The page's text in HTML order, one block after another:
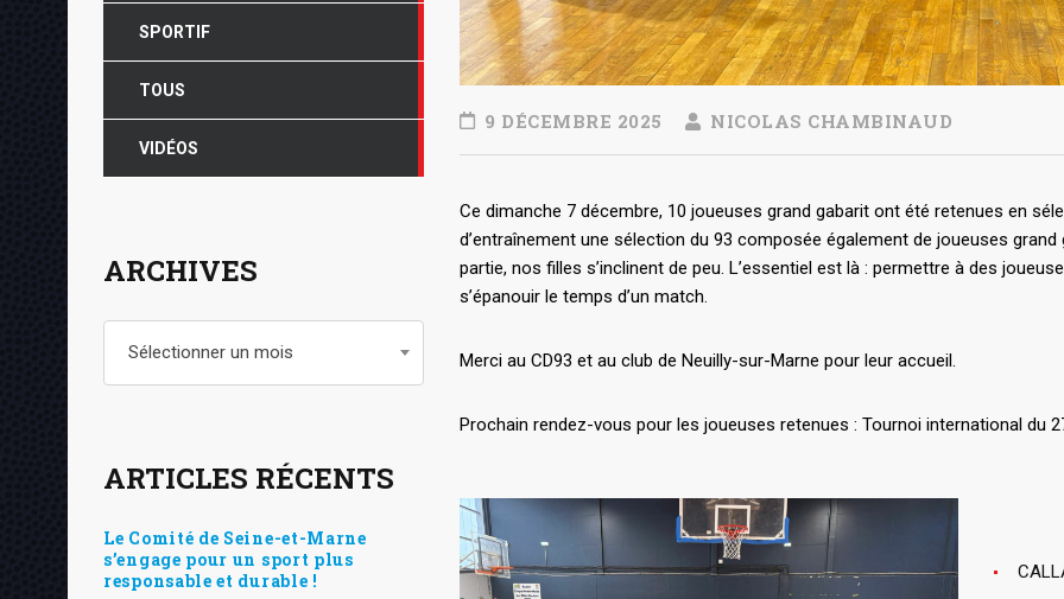
9 DÉCEMBRE 2025 NICOLAS CHAMBINAUD
Ce dimanche 7 décembre, 10 joueuses grand gabarit ont été retenues en
d’entraînement une sélection du 93 composée également de joueuses
partie, nos filles s’inclinent de peu. L’essentiel est là : permettre à des
s’épanouir le temps d’un match.
Merci au CD93 et au club de Neuilly-sur-Marne pour leur accueil.
Prochain rendez-vous pour les joueuses retenues : Tournoi international du
SPORTIF
TOUS
VIDÉOS
ARCHIVES
Sélectionner un mois
ARTICLES RÉCENTS
Le Comité de Seine-et-Marne
s’engage pour un sport plus
responsable et durable !